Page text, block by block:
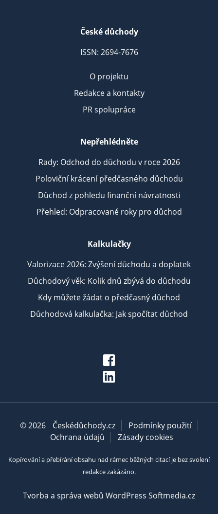
České důchody
ISSN: 2694-7676
O projektu
Redakce a kontakty
PR spolupráce
Nepřehlédněte
Rady: Odchod do důchodu v roce 2026
Poloviční krácení předčasného důchodu
Důchod z pohledu finanční návratnosti
Přehled: Odpracované roky pro důchod
Kalkulačky
Valorizace 2026: Zvýšení důchodu a doplatek
Důchodový věk: Kolik dnů zbývá do důchodu
Kdy můžete žádat o předčasný důchod
Důchodová kalkulačka: Jak spočítat důchod
© 2026 Českédůchody.cz
Podmínky použití
Ochrana údajů
Zásady cookies
Kopírování a přebírání obsahu nad rámec běžných citací je bez svolení
redakce zakázáno.
Tvorba a správa webů WordPress Softmedia.cz